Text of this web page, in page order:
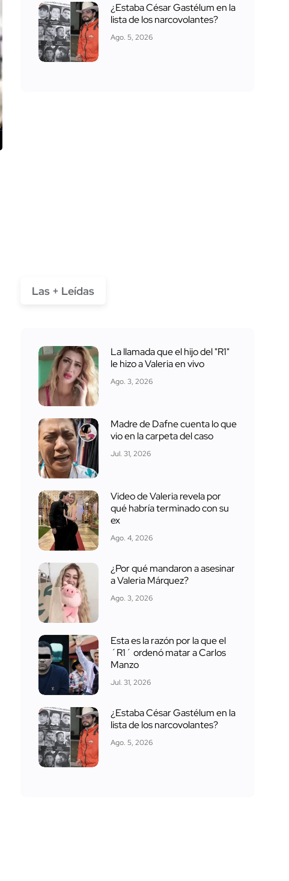
¿Estaba César Gastélum en la
lista de los narcovolantes?
Ago. 5, 2026
Las + Leídas
La llamada que el hijo del "R1"
le hizo a Valeria en vivo
Ago. 3, 2026
Madre de Dafne cuenta lo que
vio en la carpeta del caso
Jul. 31, 2026
Video de Valeria revela por
qué habría terminado con su
ex
Ago. 4, 2026
¿Por qué mandaron a asesinar
a Valeria Márquez?
Ago. 3, 2026
Esta es la razón por la que el
´R1´ ordenó matar a Carlos
Manzo
Jul. 31, 2026
¿Estaba César Gastélum en la
lista de los narcovolantes?
Ago. 5, 2026